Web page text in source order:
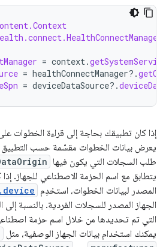
= context.
= healthConnectManager?.
= deviceDataSource?.
إذا كان تطبيقك بحاجة إلى قراءة الخطوات
يعرض بيانات الخطوات مقسّمة حسب التطبيق
طلب السجلات التي يكون فيها
يتطابق مع اسم الحزمة الاصطناعي للجهاز.
المصدر لبيانات الخطوات، استخدِم
الجهاز المصدر للسجلات الفردية. بالنسبة
التي تم تحديدها من خلال اسم حزمة
يمكنك استخدام بيانات الجهاز الوصفية، مثل